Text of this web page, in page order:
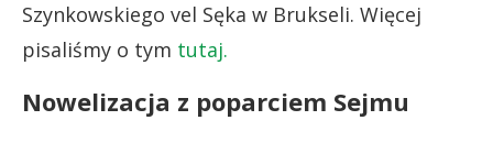
Szynkowskiego vel Sęka w Brukseli. Więcej
pisaliśmy o tym tutaj.
Nowelizacja z poparciem Sejmu